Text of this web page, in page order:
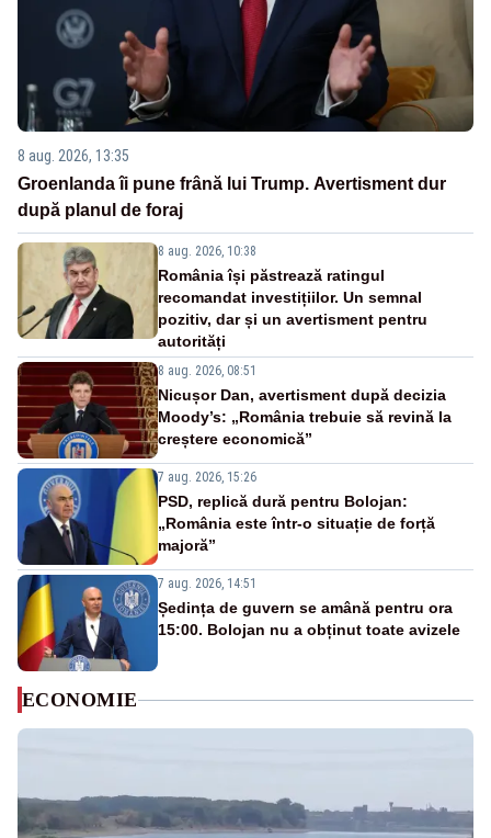
8 aug. 2026, 13:35
Groenlanda îi pune frână lui Trump. Avertisment dur
după planul de foraj
8 aug. 2026, 10:38
România își păstrează ratingul
recomandat investițiilor. Un semnal
pozitiv, dar și un avertisment pentru
autorități
8 aug. 2026, 08:51
Nicușor Dan, avertisment după decizia
Moody’s: „România trebuie să revină la
creștere economică”
7 aug. 2026, 15:26
PSD, replică dură pentru Bolojan:
„România este într-o situație de forță
majoră”
7 aug. 2026, 14:51
Ședința de guvern se amână pentru ora
15:00. Bolojan nu a obținut toate avizele
ECONOMIE